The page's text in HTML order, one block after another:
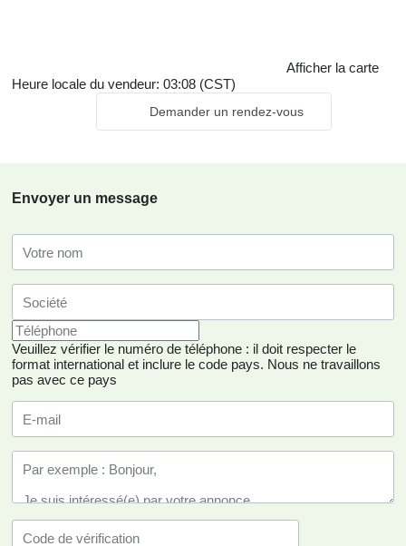
product,making quality management system.In
2009,2Cmachinery.,Co ltd had passed the quality system
certification of ISO9001:2008,and European CE
Afficher la carte
Heure locale du vendeur: 03:08 (CST)
Demander un rendez-vous
Envoyer un message
Veuillez vérifier le numéro de téléphone : il doit respecter le
format international et inclure le code pays. Nous ne travaillons
pas avec ce pays